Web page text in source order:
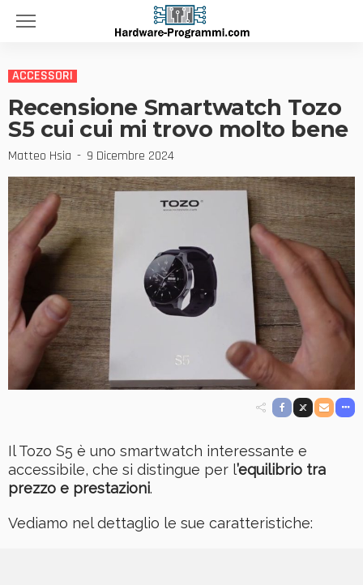
ACCESSORI
Recensione Smartwatch Tozo
S5 cui cui mi trovo molto bene
Matteo Hsia 9 Dicembre 2024
Il Tozo S5 è uno smartwatch interessante e
accessibile, che si distingue per l’equilibrio tra
prezzo e prestazioni.
Vediamo nel dettaglio le sue caratteristiche: